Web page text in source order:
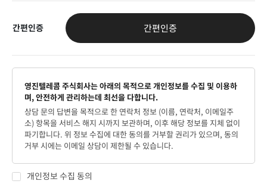
간편인증 간편인증
영진텔레콤 주식회사는 아래의 목적으로 개인정보를 수집 및 이용하
며, 안전하게 관리하는데 최선을 다합니다.
상담 문의 답변을 목적으로 한 연락처 정보 (이름, 연락처, 이메일주
소) 항목을 서비스 해지 시까지 보관하며, 이후 해당 정보를 지체 없이
파기합니다. 위 정보 수집에 대한 동의를 거부할 권리가 있으며, 동의
거부 시에는 이메일 상담이 제한될 수 있습니다.
개인정보 수집 동의